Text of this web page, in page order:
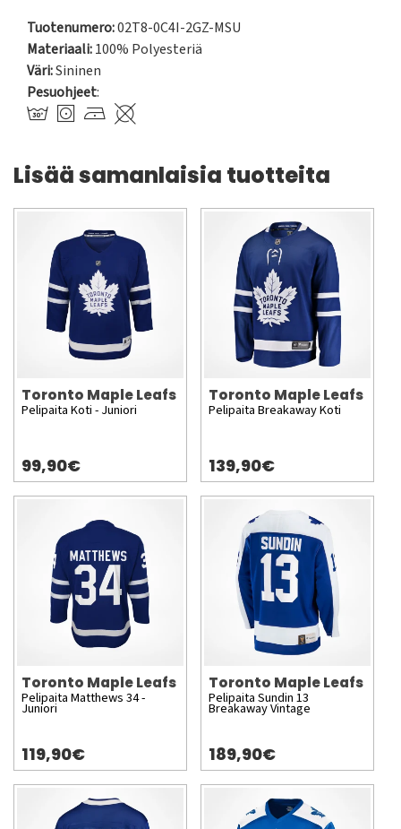
Tuotenumero:02T8-0C4I-2GZ-MSU
Materiaali:100% Polyesteriä
Väri:Sininen
Pesuohjeet:
Lisää samanlaisia tuotteita
Toronto Maple Leafs
Pelipaita Koti - Juniori
99,90€
Toronto Maple Leafs
Pelipaita Breakaway Koti
139,90€
Toronto Maple Leafs
Pelipaita Matthews 34 -
Juniori
119,90€
Toronto Maple Leafs
Pelipaita Sundin 13
Breakaway Vintage
189,90€